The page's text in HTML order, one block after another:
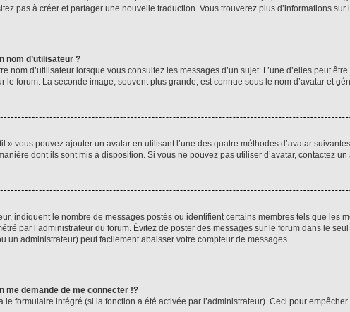
pas à créer et partager une nouvelle traduction. Vous trouverez plus d’informations
nom d’utilisateur ?
nom d’utilisateur lorsque vous consultez les messages d’un sujet. L’une d’elles peut
le forum. La seconde image, souvent plus grande, est connue sous le nom d’avatar et
» vous pouvez ajouter un avatar en utilisant l’une des quatre méthodes d’avatar
dont ils sont mis à disposition. Si vous ne pouvez pas utiliser d’avatar, contactez
indiquent le nombre de messages postés ou identifient certains membres tels que les
par l’administrateur du forum. Évitez de poster des messages sur le forum dans le
un administrateur) peut facilement abaisser votre compteur de messages.
me demande de me connecter !?
formulaire intégré (si la fonction a été activée par l’administrateur). Ceci pour